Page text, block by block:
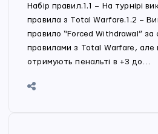
Набір правил.1.1 – На турнірі
правила з Total Warfare.1.2 –
правило “Forced Withdrawal”
правилами з Total Warfare, але
отримують пенальті в +3 до…